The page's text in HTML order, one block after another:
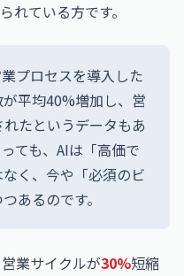
れている方です。
プロセスを導入した
平均40%増加し、営
たというデータもあ
ても、AIは「高価で
く、今や「必須のビ
あるのです。
業サイクルが30%短縮